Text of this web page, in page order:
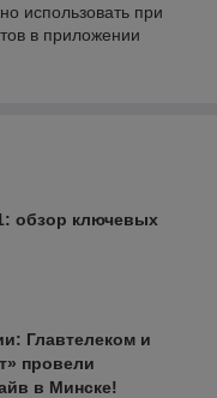
использовать при
в приложении
обзор ключевых
Главтелеком и
провели
в Минске!